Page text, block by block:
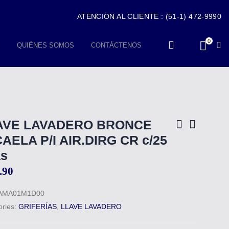
ATENCION AL CLIENTE : (51-1) 472-9990
QUIÉNES SOMOS CONTÁCTENOS
0
LAVADERO BRONCE
P/I AIR.DIRG CR c/25
GRIFERÍAS LLAVE LAVADERO